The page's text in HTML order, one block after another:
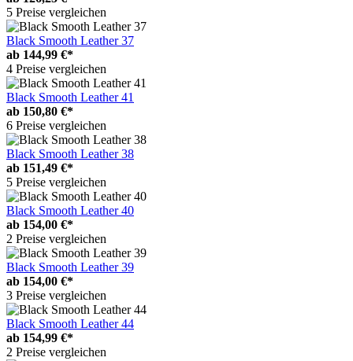
5 Preise vergleichen
Black Smooth Leather 37
ab 144,99 €*
4 Preise vergleichen
Black Smooth Leather 41
ab 150,80 €*
6 Preise vergleichen
Black Smooth Leather 38
ab 151,49 €*
5 Preise vergleichen
Black Smooth Leather 40
ab 154,00 €*
2 Preise vergleichen
Black Smooth Leather 39
ab 154,00 €*
3 Preise vergleichen
Black Smooth Leather 44
ab 154,99 €*
2 Preise vergleichen